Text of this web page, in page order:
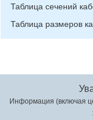
Таблица сечений
Таблица размеров
Информация (включая